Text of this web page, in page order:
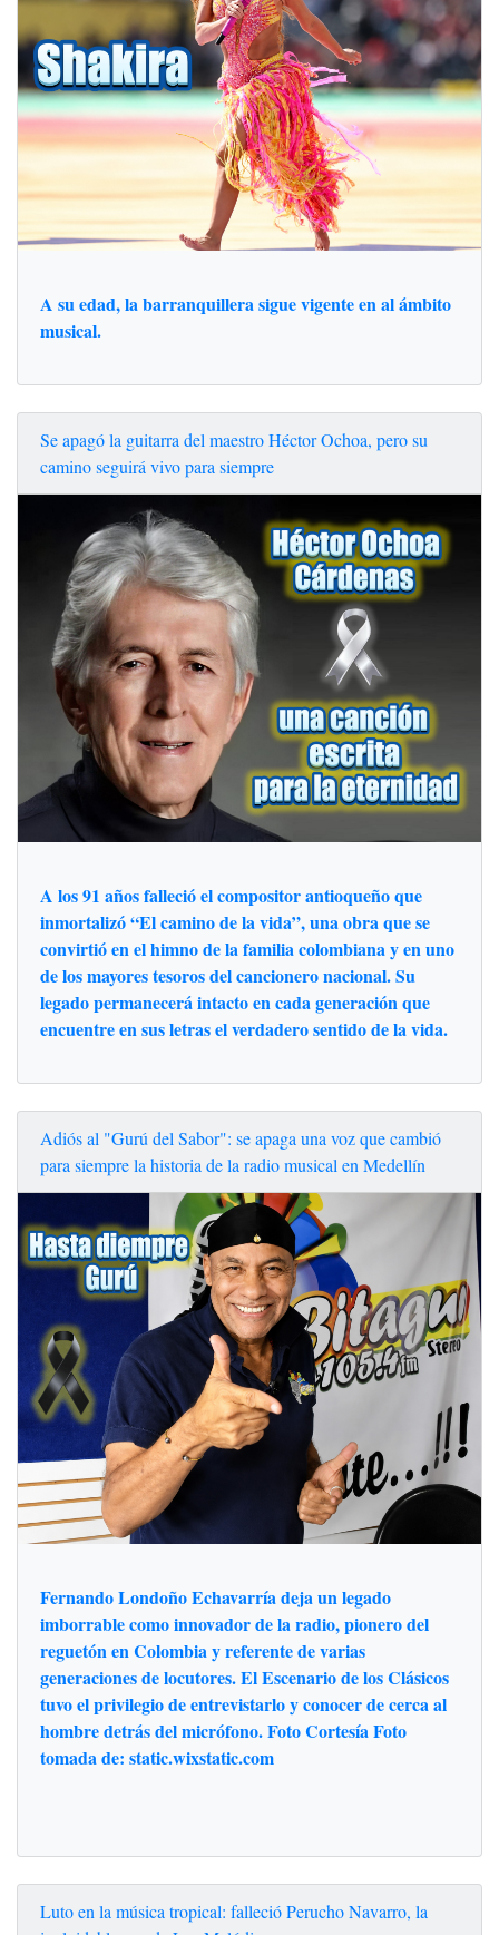
A su edad, la barranquillera sigue vigente en al ámbito
musical.
Se apagó la guitarra del maestro Héctor Ochoa, pero su
camino seguirá vivo para siempre
A los 91 años falleció el compositor antioqueño que
inmortalizó “El camino de la vida”, una obra que se
convirtió en el himno de la familia colombiana y en uno
de los mayores tesoros del cancionero nacional. Su
legado permanecerá intacto en cada generación que
encuentre en sus letras el verdadero sentido de la vida.
Adiós al "Gurú del Sabor": se apaga una voz que cambió
para siempre la historia de la radio musical en Medellín
Fernando Londoño Echavarría deja un legado
imborrable como innovador de la radio, pionero del
reguetón en Colombia y referente de varias
generaciones de locutores. El Escenario de los Clásicos
tuvo el privilegio de entrevistarlo y conocer de cerca al
hombre detrás del micrófono. Foto Cortesía Foto
tomada de: static.wixstatic.com
Luto en la música tropical: falleció Perucho Navarro, la